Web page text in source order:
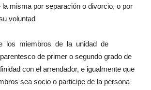
la misma por separación o divorcio, o por
voluntad
los miembros de la unidad de
de primer o segundo grado de
con el arrendador, e igualmente que
sea socio o participe de la persona